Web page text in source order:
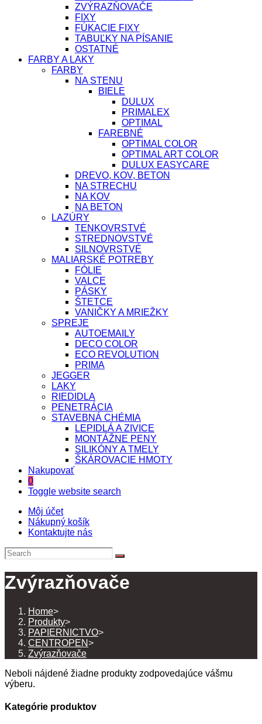
ZVÝRAZŇOVAČE
FIXY
FÚKACIE FIXY
TABUĽKY NA PÍSANIE
OSTATNÉ
FARBY A LAKY
FARBY
NA STENU
BIELE
DULUX
PRIMALEX
OPTIMAL
FAREBNÉ
OPTIMAL COLOR
OPTIMAL ART COLOR
DULUX EASYCARE
DREVO, KOV, BETON
NA STRECHU
NA KOV
NA BETON
LAZÚRY
TENKOVRSTVÉ
STREDNOVSTVÉ
SILNOVRSTVÉ
MALIARSKÉ POTREBY
FÓLIE
VALCE
PÁSKY
ŠTETCE
VANIČKY A MRIEŽKY
SPREJE
AUTOEMAILY
DECO COLOR
ECO REVOLUTION
PRIMA
JEGGER
LAKY
RIEDIDLA
PENETRÁCIA
STAVEBNÁ CHÉMIA
LEPIDLÁ A ZIVICE
MONTÁŽNE PENY
SILIKÓNY A TMELY
ŠKÁROVACIE HMOTY
Nakupovať
0
Toggle website search
Môj účet
Nákupný košík
Kontaktujte nás
Zvýrazňovače
Home>
Produkty>
PAPIERNICTVO>
CENTROPEN>
Zvýrazňovače
Neboli nájdené žiadne produkty zodpovedajúce vášmu
výberu.
Kategórie produktov